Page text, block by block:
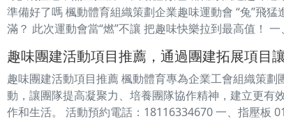
準備好了嗎 楓動體育組織策劃企業趣味運動會 “兔”飛
滿？ 此次運動會當“燃”不讓 把趣味快樂拉到最高值！
趣味團建活動項目推薦，通過團建拓展項目
趣味團建活動項目推薦 楓動體育專為企業工會組織策
動，讓團隊提高凝聚力、培養團隊協作精神，建立更有
作和生活。 活動預約電話：18116334670 一、指壓板